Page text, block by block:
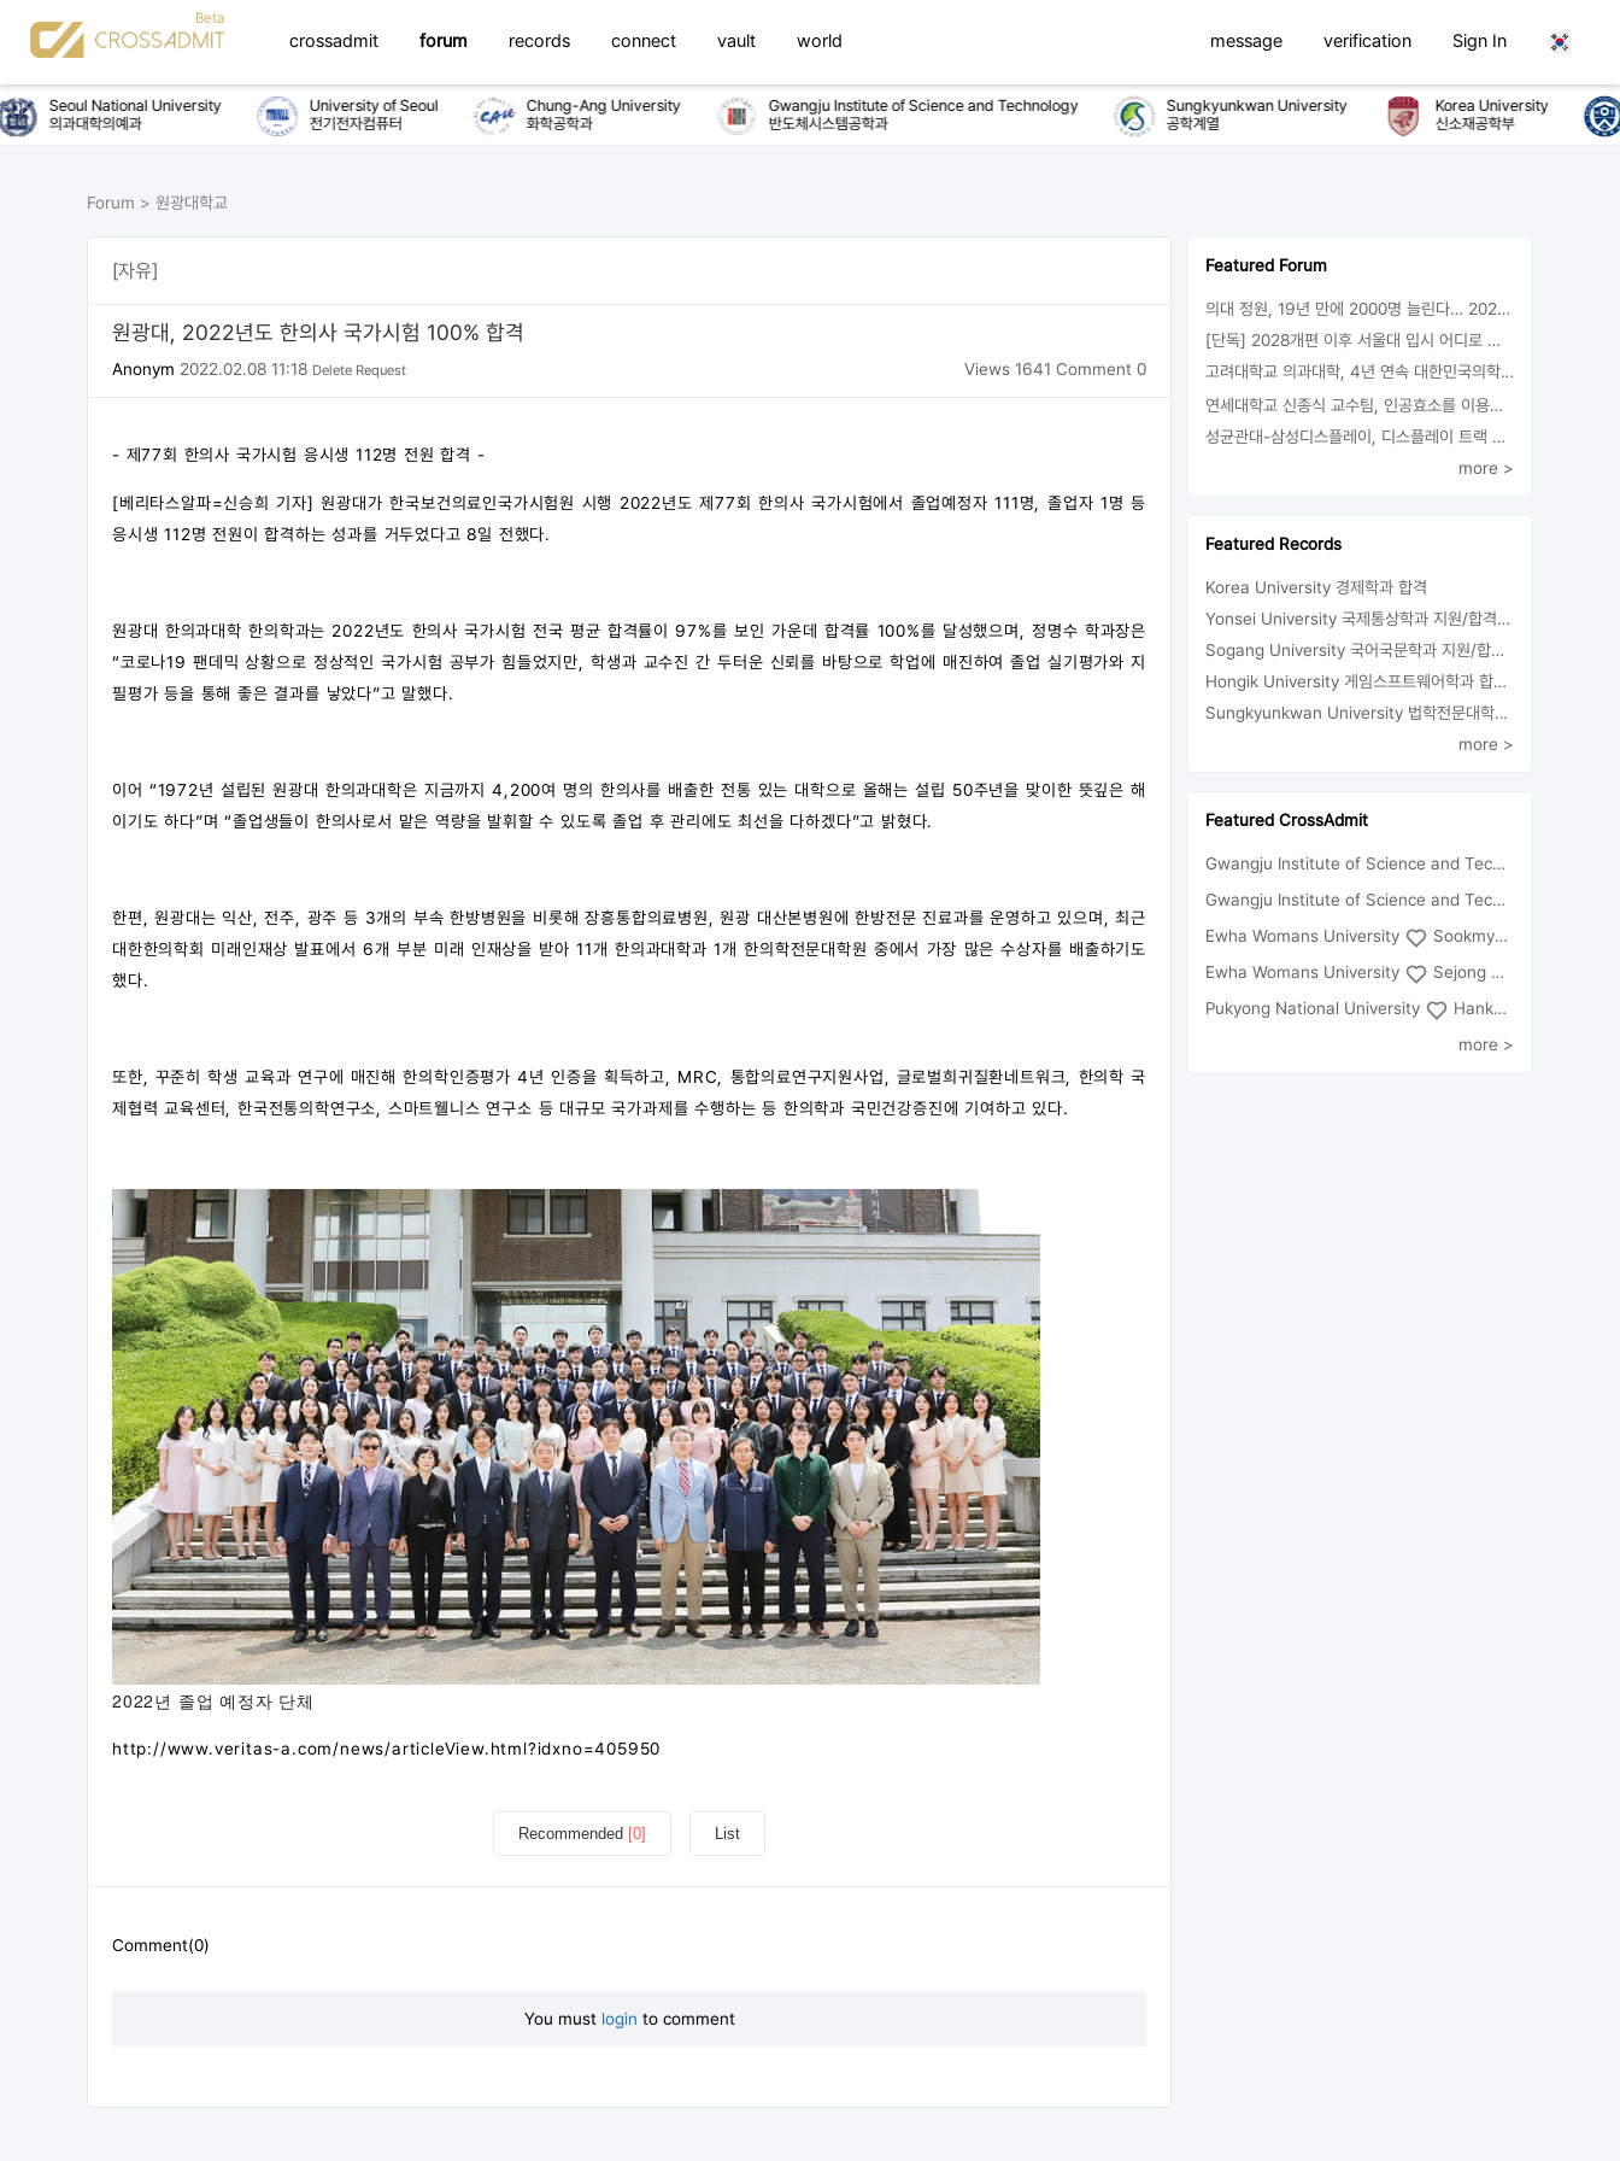
crossadmit forum records connect vault world message verification Sign In
Seoul National University
의과대학의예과
University of Seoul
전기전자컴퓨터
Chung-Ang University
화학공학과
Gwangju Institute of Science and Technology
반도체시스템공학과
Sungkyunkwan University
공학계열
Korea University
신소재공학부
Forum > 원광대학교
[자유]
원광대, 2022년도 한의사 국가시험 100% 합격
Anonym 2022.02.08 11:18 Delete Request Views 1641 Comment 0
- 제77회 한의사 국가시험 응시생 112명 전원 합격 -
[베리타스알파=신승희 기자] 원광대가 한국보건의료인국가시험원 시행 2022년도 제77회 한의사 국가시험에서 졸업예정자 111명, 졸업자 1명 등
응시생 112명 전원이 합격하는 성과를 거두었다고 8일 전했다.
원광대 한의과대학 한의학과는 2022년도 한의사 국가시험 전국 평균 합격률이 97%를 보인 가운데 합격률 100%를 달성했으며, 정명수 학과장은
“코로나19 팬데믹 상황으로 정상적인 국가시험 공부가 힘들었지만, 학생과 교수진 간 두터운 신뢰를 바탕으로 학업에 매진하여 졸업 실기평가와 지
필평가 등을 통해 좋은 결과를 낳았다”고 말했다.
이어 “1972년 설립된 원광대 한의과대학은 지금까지 4,200여 명의 한의사를 배출한 전통 있는 대학으로 올해는 설립 50주년을 맞이한 뜻깊은 해
이기도 하다”며 “졸업생들이 한의사로서 맡은 역량을 발휘할 수 있도록 졸업 후 관리에도 최선을 다하겠다”고 밝혔다.
한편, 원광대는 익산, 전주, 광주 등 3개의 부속 한방병원을 비롯해 장흥통합의료병원, 원광 대산본병원에 한방전문 진료과를 운영하고 있으며, 최근
대한한의학회 미래인재상 발표에서 6개 부분 미래 인재상을 받아 11개 한의과대학과 1개 한의학전문대학원 중에서 가장 많은 수상자를 배출하기도
했다.
또한, 꾸준히 학생 교육과 연구에 매진해 한의학인증평가 4년 인증을 획득하고, MRC, 통합의료연구지원사업, 글로벌희귀질환네트워크, 한의학 국
제협력 교육센터, 한국전통의학연구소, 스마트웰니스 연구소 등 대규모 국가과제를 수행하는 등 한의학과 국민건강증진에 기여하고 있다.
2022년 졸업 예정자 단체
http://www.veritas-a.com/news/articleView.html?idxno=405950
Recommended [0] List
Comment(0)
You must login to comment
Featured Forum
의대 정원, 19년 만에 2000명 늘린다… 2025년 입시부터 적용
[단독] 2028개편 이후 서울대 입시 어디로 갈까.. ‘정시40% 폐지 추진’
고려대학교 의과대학, 4년 연속 대한민국의학한림원 정회원 최다 배출 外
연세대학교 신종식 교수팀, 인공효소를 이용한 아민의 키랄전환 세계 최초로 성공
성균관대-삼성디스플레이, 디스플레이 트랙 운영 협약 체결
more >
Featured Records
Korea University 경제학과 합격
Yonsei University 국제통상학과 지원/합격/등록
Sogang University 국어국문학과 지원/합격/등록
Hongik University 게임스프트웨어학과 합격/등록
Sungkyunkwan University 법학전문대학원 합격
more >
Featured CrossAdmit
Gwangju Institute of Science and Technology
Gwangju Institute of Science and Technology
Ewha Womans University
Sookmyung Women's University
Ewha Womans University
Sejong University
Pukyong National University
Hankuk University of Foreign Studies(Global Campus
more >